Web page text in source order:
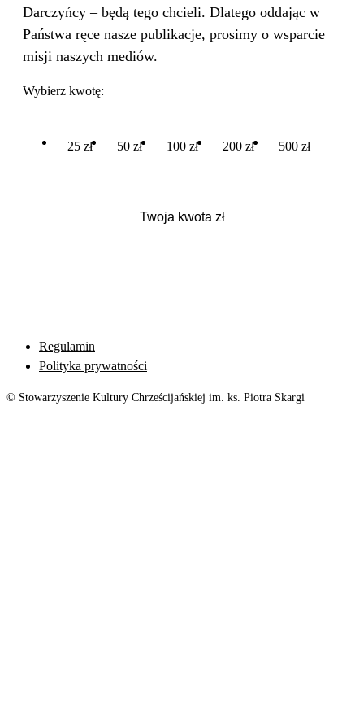
Darczyńcy – będą tego chcieli. Dlatego oddając w
Państwa ręce nasze publikacje, prosimy o wsparcie
misji naszych mediów.
Wybierz kwotę:
25 zł 50 zł 100 zł 200 zł 500 zł
Regulamin
Polityka prywatności
© Stowarzyszenie Kultury Chrześcijańskiej im. ks. Piotra Skargi